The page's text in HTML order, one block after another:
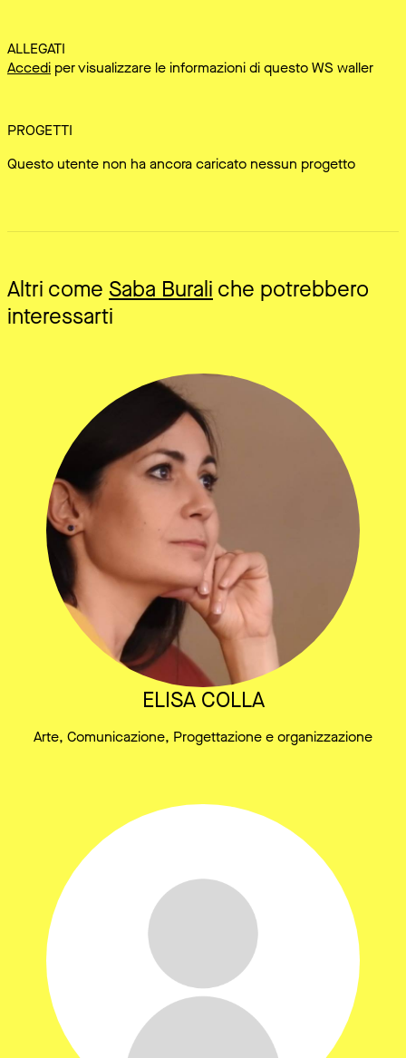
ALLEGATI
Accedi per visualizzare le informazioni di questo WS waller
PROGETTI
Questo utente non ha ancora caricato nessun progetto
Altri come Saba Burali che potrebbero
interessarti
ELISA COLLA
Arte, Comunicazione, Progettazione e organizzazione